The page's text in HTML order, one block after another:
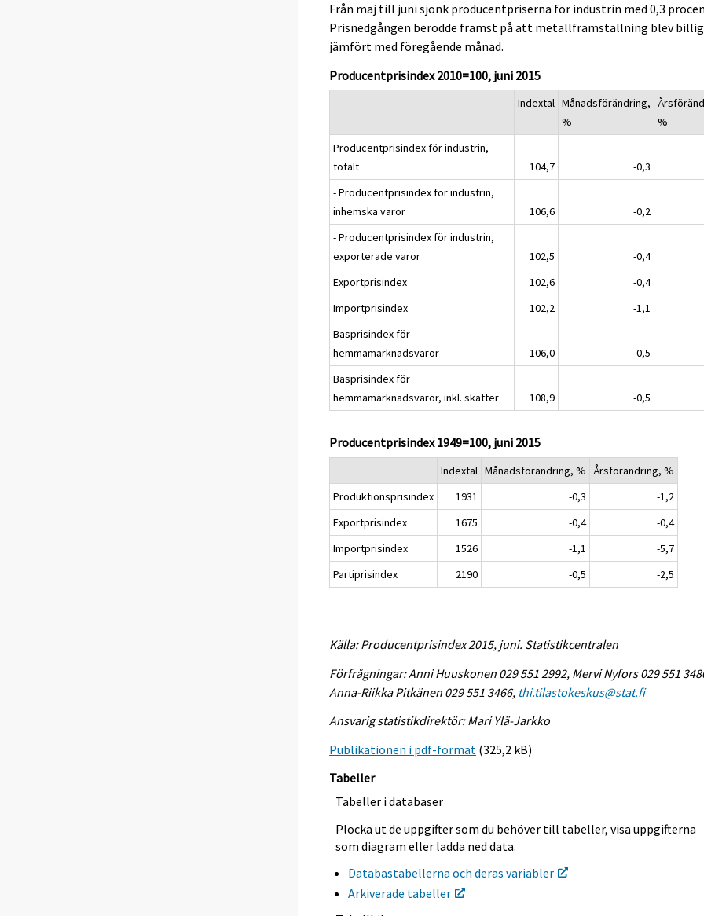
Från maj till juni sjönk producentpriserna för industrin med 0,3
Prisnedgången berodde främst på att metallframställning blev
jämfört med föregående månad.
Producentprisindex 2010=100, juni 2015
Indextal Månadsförändring,
%
%
Producentprisindex för industrin,
totalt
104,7
-0,3
- Producentprisindex för industrin,
inhemska varor
106,6
-0,2
- Producentprisindex för industrin,
exporterade varor
102,5
-0,4
Exportprisindex
102,6
-0,4
Importprisindex
102,2
-1,1
Basprisindex för
hemmamarknadsvaror
106,0
-0,5
Basprisindex för
hemmamarknadsvaror, inkl. skatter
108,9 -0,5
Producentprisindex 1949=100, juni 2015
Indextal Månadsförändring, % Årsförändring, %
Produktionsprisindex
1931 -0,3
-1,2
Exportprisindex
1675 -0,4
-0,4
Importprisindex
1526 -1,1
-5,7
Partiprisindex
2190 -0,5 -2,5
Källa: Producentprisindex 2015, juni. Statistikcentralen
Förfrågningar: Anni Huuskonen 029 551 2992, Mervi Nyfors 029 551
Anna-Riikka Pitkänen 029 551 3466, thi.tilastokeskus@stat.fi
Ansvarig statistikdirektör: Mari Ylä-Jarkko
Publikationen i pdf-format (325,2 kB)
Tabeller
Tabeller i databaser
Plocka ut de uppgifter som du behöver till tabeller, visa uppgifterna
som diagram eller ladda ned data.
Databastabellerna och deras variabler
Arkiverade tabeller